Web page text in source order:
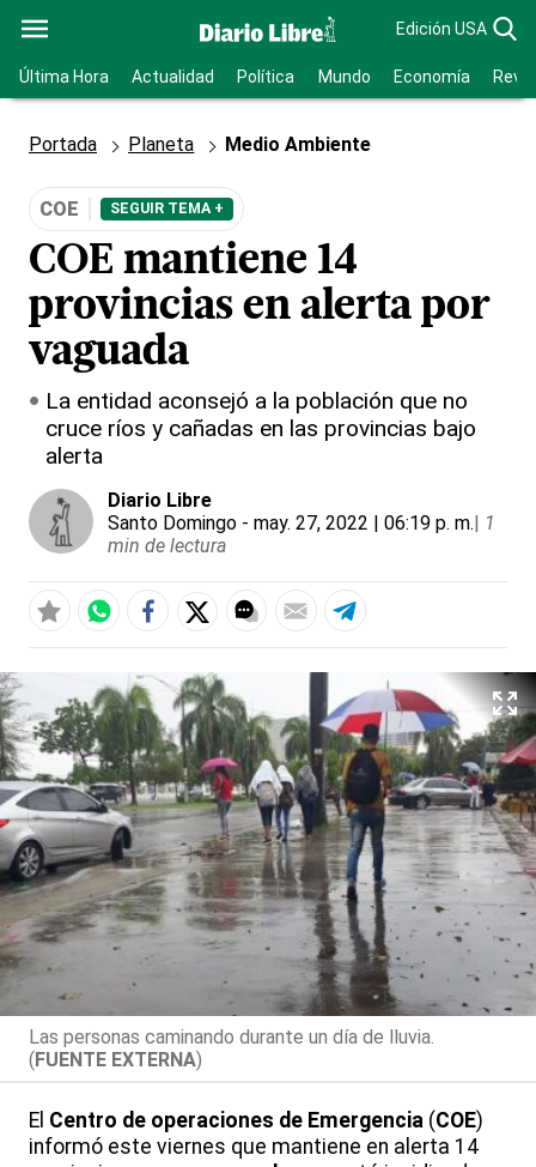
Edición USA
Última Hora Actualidad Política Mundo Economía
Portada Planeta Medio Ambiente
COE SEGUIR TEMA +
COE mantiene 14
provincias en alerta por
vaguada
La entidad aconsejó a la población que no
cruce ríos y cañadas en las provincias bajo
alerta
Diario Libre
Santo Domingo - may. 27, 2022 | 06:19 p. m.| 1
min de lectura
Las personas caminando durante un día de lluvia.
(FUENTE EXTERNA)
El Centro de operaciones de Emergencia (COE)
informó este viernes que mantiene en alerta 14